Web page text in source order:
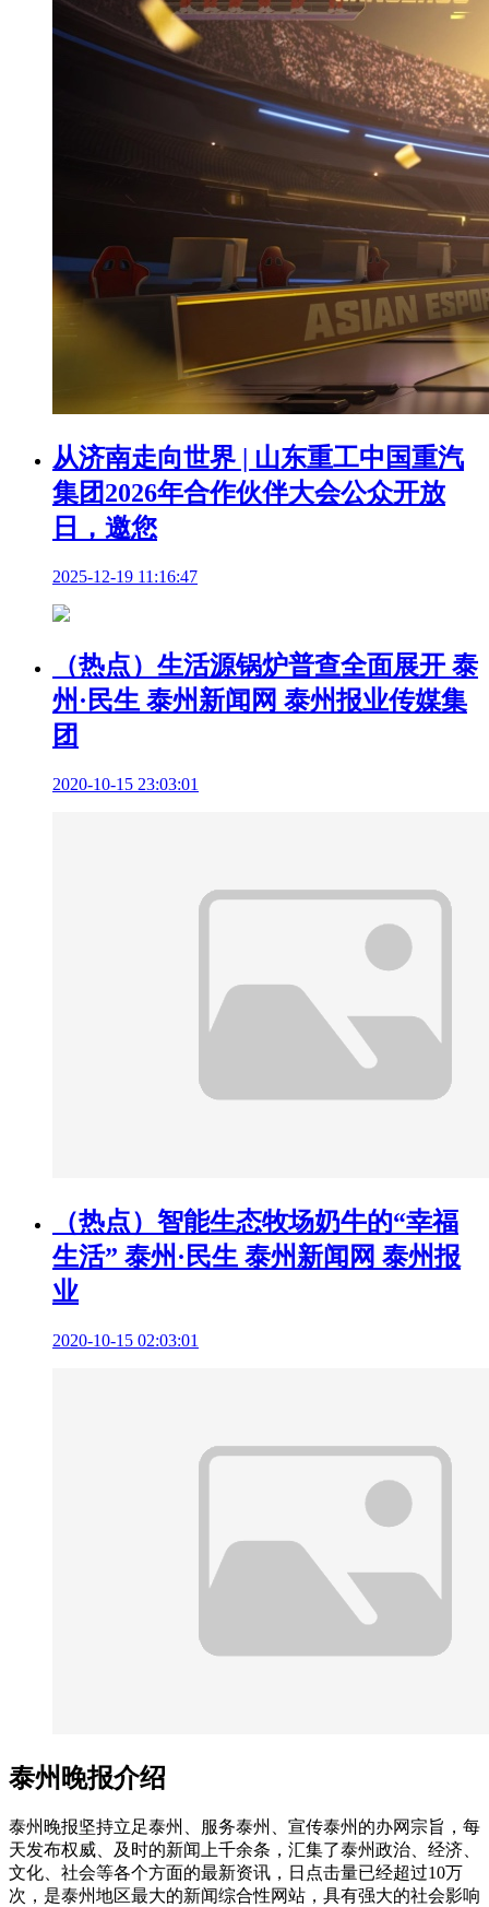
从济南走向世界 | 山东重工中国重汽
集团2026年合作伙伴大会公众开放
日，邀您
2025-12-19 11:16:47
（热点）生活源锅炉普查全面展开 泰
州·民生 泰州新闻网 泰州报业传媒集
团
2020-10-15 23:03:01
（热点）智能生态牧场奶牛的“幸福
生活” 泰州·民生 泰州新闻网 泰州报
业
2020-10-15 02:03:01
泰州晚报介绍
泰州晚报坚持立足泰州、服务泰州、宣传泰州的办网宗旨，每
天发布权威、及时的新闻上千余条，汇集了泰州政治、经济、
文化、社会等各个方面的最新资讯，日点击量已经超过10万
次，是泰州地区最大的新闻综合性网站，具有强大的社会影响